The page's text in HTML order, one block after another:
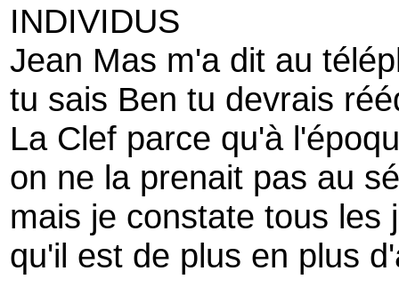
INDIVIDUS
Jean Mas m'a dit au
tu sais Ben tu devrais
La Clef parce qu'à
on ne la prenait pas au
mais je constate tous les
qu'il est de plus en plus